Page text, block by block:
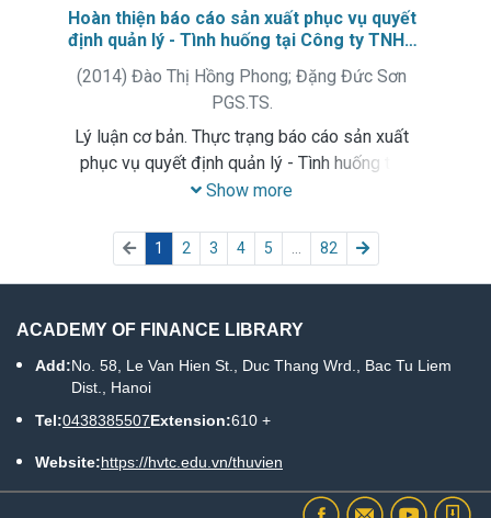
Hoàn thiện báo cáo sản xuất phục vụ quyết
định quản lý - Tình huống tại Công ty TNHH
(2014) Đào Thị Hồng Phong; Đặng Đức Sơn
PGS.TS.
Lý luận cơ bản. Thực trạng báo cáo sản xuất
phục vụ quyết định quản lý - Tình huống tại
Công ty TNHH Molex Việt Nam. Giải pháp hoàn
Show more
1 (current)
2 3 4 5 ... 82
ACADEMY OF FINANCE LIBRARY
Add:No. 58, Le Van Hien St., Duc Thang Wrd., Bac Tu Liem
Dist., Hanoi
Tel:0438385507Extension:610 +
Website:https://hvtc.edu.vn/thuvien